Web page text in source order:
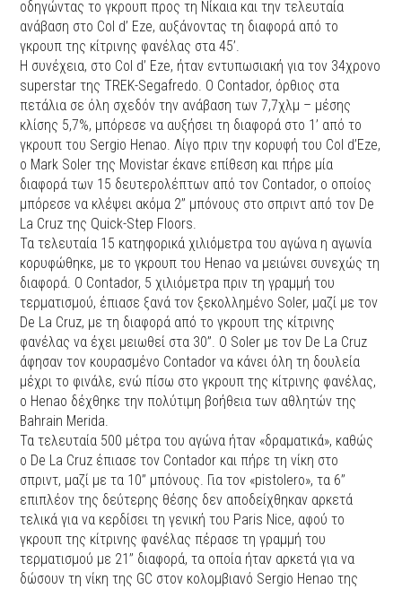
οδηγώντας το γκρουπ προς τη Νίκαια και την τελευταία
ανάβαση στο Col d’ Eze, αυξάνοντας τη διαφορά από το
γκρουπ της κίτρινης φανέλας στα 45’.
Η συνέχεια, στο Col d’ Eze, ήταν εντυπωσιακή για τον 34χρονο
superstar της TREK-Segafredo. O Contador, όρθιος στα
πετάλια σε όλη σχεδόν την ανάβαση των 7,7χλμ – μέσης
κλίσης 5,7%, μπόρεσε να αυξήσει τη διαφορά στο 1’ από το
γκρουπ του Sergio Henao. Λίγο πριν την κορυφή του Col d’Eze,
o Mark Soler της Movistar έκανε επίθεση και πήρε μία
διαφορά των 15 δευτερολέπτων από τον Contador, ο οποίος
μπόρεσε να κλέψει ακόμα 2’’ μπόνους στο σπριντ από τον De
La Cruz της Quick-Step Floors.
Τα τελευταία 15 κατηφορικά χιλιόμετρα του αγώνα η αγωνία
κορυφώθηκε, με το γκρουπ του Henao να μειώνει συνεχώς τη
διαφορά. Ο Contador, 5 χιλιόμετρα πριν τη γραμμή του
τερματισμού, έπιασε ξανά τον ξεκολλημένο Soler, μαζί με τον
De La Cruz, με τη διαφορά από το γκρουπ της κίτρινης
φανέλας να έχει μειωθεί στα 30’’. Ο Soler με τον De La Cruz
άφησαν τον κουρασμένο Contador να κάνει όλη τη δουλεία
μέχρι το φινάλε, ενώ πίσω στο γκρουπ της κίτρινης φανέλας,
ο Henao δέχθηκε την πολύτιμη βοήθεια των αθλητών της
Bahrain Merida.
Τα τελευταία 500 μέτρα του αγώνα ήταν «δραματικά», καθώς
ο De La Cruz έπιασε τον Contador και πήρε τη νίκη στο
σπριντ, μαζί με τα 10’’ μπόνους. Για τον «pistolero», τα 6’’
επιπλέον της δεύτερης θέσης δεν αποδείχθηκαν αρκετά
τελικά για να κερδίσει τη γενική του Paris Nice, αφού το
γκρουπ της κίτρινης φανέλας πέρασε τη γραμμή του
τερματισμού με 21’’ διαφορά, τα οποία ήταν αρκετά για να
δώσουν τη νίκη της GC στον κολομβιανό Sergio Henao της